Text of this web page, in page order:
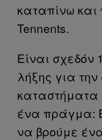
καταπίνω
Tennents.
Είναι σχεδόν
λήξης για
καταστήματα
ένα πράγμα:
να βρούμε